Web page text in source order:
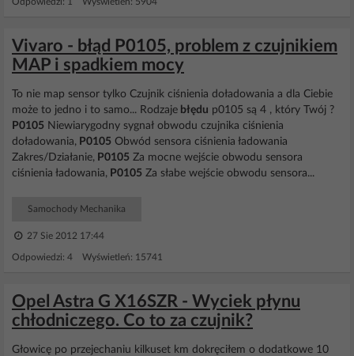
Vivaro - błąd P0105, problem z czujnikiem
MAP i spadkiem mocy
To nie map sensor tylko Czujnik ciśnienia doładowania a dla Ciebie
może to jedno i to samo... Rodzaje błędu p0105 są 4 , który Twój ?
P0105 Niewiarygodny sygnał obwodu czujnika ciśnienia
doładowania, P0105 Obwód sensora ciśnienia ładowania
Zakres/Działanie, P0105 Za mocne wejście obwodu sensora
ciśnienia ładowania, P0105 Za słabe wejście obwodu sensora...
Samochody Mechanika
27 Sie 2012 17:44
Odpowiedzi: 4 Wyświetleń: 15741
Opel Astra G X16SZR - Wyciek płynu
chłodniczego. Co to za czujnik?
Głowicę po przejechaniu kilkuset km dokręciłem o dodatkowe 10